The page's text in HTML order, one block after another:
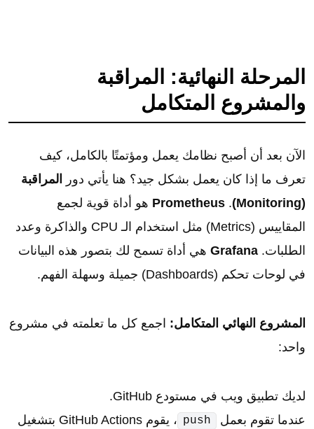
المرحلة النهائية: المراقبة
والمشروع المتكامل
الآن بعد أن أصبح نظامك يعمل ومؤتمتًا بالكامل، كيف
تعرف ما إذا كان يعمل بشكل جيد؟ هنا يأتي دور
المراقبة
(Monitoring)
.
Prometheus هو أداة قوية لجمع
المقاييس (Metrics) مثل استخدام الـ CPU والذاكرة وعدد
الطلبات. Grafana هي أداة تسمح لك بتصور هذه البيانات
في لوحات تحكم (Dashboards) جميلة وسهلة الفهم.
المشروع النهائي المتكامل: اجمع كل ما تعلمته في مشروع
واحد:
لديك تطبيق ويب في مستودع GitHub.
عندما تقوم بعمل
push
، يقوم GitHub Actions بتشغيل